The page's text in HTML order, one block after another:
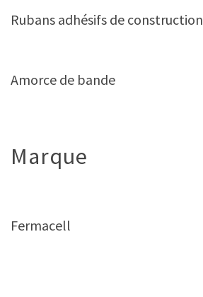
Rubans adhésifs de construction
Amorce de bande
Marque
Fermacell